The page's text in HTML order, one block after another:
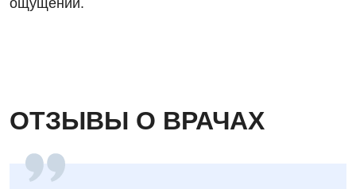
Ортопедия и травматология
Ревматология
ощущений.
ОТЗЫВЫ О ВРАЧАХ